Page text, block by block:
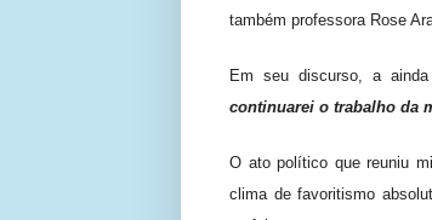
também professora Rose
Em seu discurso, a
continuarei o trabalho da
O ato político que reuniu
clima de favoritismo